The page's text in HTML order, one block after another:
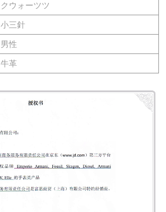
クウォーツツ
小三針
男性
牛革